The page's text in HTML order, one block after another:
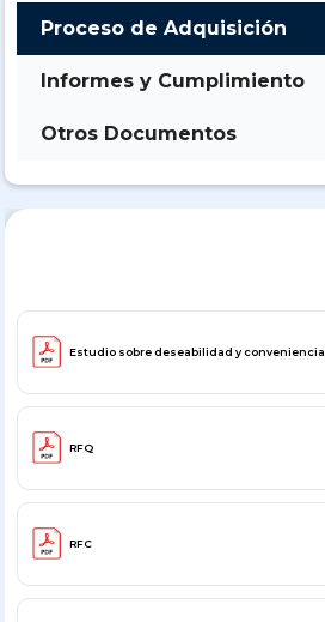
Proceso de Adquisición
Informes y Cumplimiento
Otros Documentos
Estudio sobre deseabilidad y conveniencia
RFQ
RFC